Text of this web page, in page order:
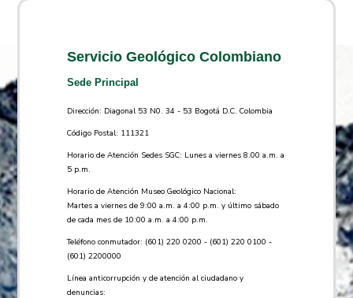
Servicio Geológico Colombiano
Sede Principal
Dirección: Diagonal 53 N0. 34 - 53 Bogotá D.C. Colombia
Código Postal: 111321
Horario de Atención Sedes SGC: Lunes a viernes 8.00 a.m. a
5 p.m.
Horario de Atención Museo Geológico Nacional:
Martes a viernes de 9:00 a.m. a 4:00 p.m. y último sábado
de cada mes de 10:00 a.m. a 4:00 p.m.
Teléfono conmutador: (601) 220 0200 - (601) 220 0100 -
(601) 2200000
Línea anticorrupción y de atención al ciudadano y
denuncias: